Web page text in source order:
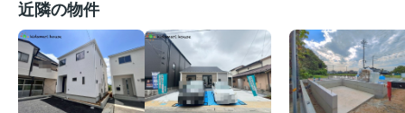
近隣の物件